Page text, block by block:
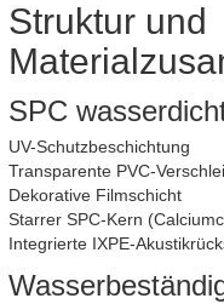
Struktur und
SPC
UV-Schutzbeschichtung
Transparente PVC-
Dekorative Filmschicht
Starrer SPC-Kern
Integrierte IXPE-